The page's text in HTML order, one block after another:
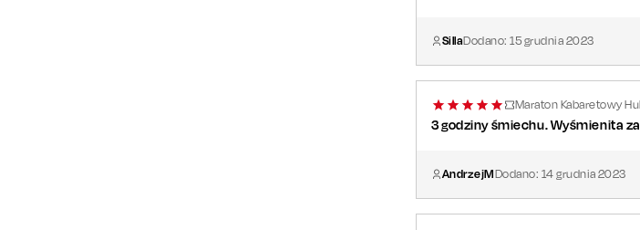
SillaDodano:15 grudnia 2023
Maraton Kabaretowy
3 godziny śmiechu. Wyśmienita
AndrzejMDodano: 14 grudnia 2023